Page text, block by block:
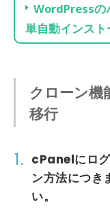
WordPressの
単自動インスト
クローン機
移行
1. cPanelにロ
ン方法につき
い。